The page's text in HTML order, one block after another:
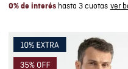
0% de interéshasta 3 cuotas